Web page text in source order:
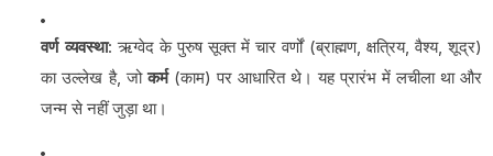
वर्ण व्यवस्था: ऋग्वेद के पुरुष सूक्त में चार वर्णों (ब्राह्मण, क्षत्रिय, वैश्य, शूद्र)
का उल्लेख है, जोकर्म(काम) पर आधारित थे। यह प्रारंभ में लचीला था और
जन्म से नहीं जुड़ा था।